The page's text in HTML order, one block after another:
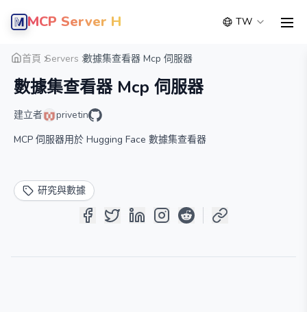
MCP Server Hub TW
首頁 Servers 數據集查看器 Mcp 伺服器
數據集查看器 Mcp 伺服器
建立者
privetin
MCP 伺服器用於 Hugging Face 數據集查看器
研究與數據
概覽 詳細 替代方案